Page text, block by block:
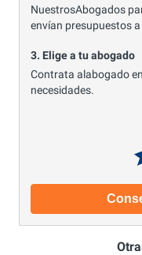
NuestrosAbogados
envían presupuestos
3. Elige a tu abogado
Contrata alabogado
necesidades.